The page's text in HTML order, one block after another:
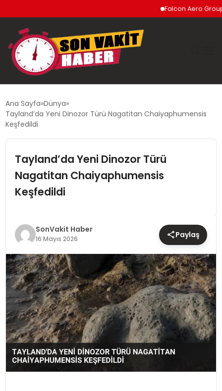
Falcon Aero Group,
SIYASET
EKONOMI
SPOR
TEKNOLOJI
YAŞAM
Ana Sayfa Dünya
Tayland’da Yeni Dinozor Türü Nagatitan Chaiyaphumensis
Keşfedildi
Tayland’da Yeni Dinozor Türü
Nagatitan Chaiyaphumensis
Keşfedildi
SonVakit Haber
16 Mayıs 2026 Paylaş